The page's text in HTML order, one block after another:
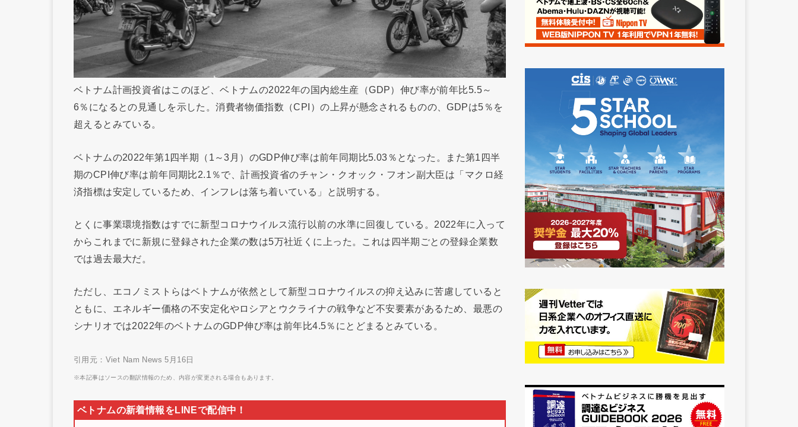
ベトナム計画投資省はこのほど、ベトナムの2022年の国内総生産（GDP）伸び率が前年比5.5～
6％になるとの見通しを示した。消費者物価指数（CPI）の上昇が懸念されるものの、GDPは5％を
超えるとみている。
ベトナムの2022年第1四半期（1～3月）のGDP伸び率は前年同期比5.03％となった。また第1四半
期のCPI伸び率は前年同期比2.1％で、計画投資省のチャン・クオック・フオン副大臣は「マクロ経
済指標は安定しているため、インフレは落ち着いている」と説明する。
とくに事業環境指数はすでに新型コロナウイルス流行以前の水準に回復している。2022年に入って
からこれまでに新規に登録された企業の数は5万社近くに上った。これは四半期ごとの登録企業数
では過去最大だ。
ただし、エコノミストらはベトナムが依然として新型コロナウイルスの抑え込みに苦慮していると
ともに、エネルギー価格の不安定化やロシアとウクライナの戦争など不安要素があるため、最悪の
シナリオでは2022年のベトナムのGDP伸び率は前年比4.5％にとどまるとみている。
引用元：Viet Nam News 5月16日
※本記事はソースの翻訳情報のため、内容が変更される場合もあります。